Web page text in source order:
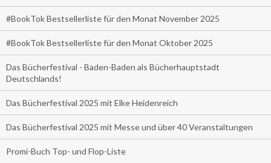
#BookTok Bestsellerliste für den Monat November 2025
#BookTok Bestsellerliste für den Monat Oktober 2025
Das Bücherfestival - Baden-Baden als Bücherhauptstadt
Deutschlands!
Das Bücherfestival 2025 mit Elke Heidenreich
Das Bücherfestival 2025 mit Messe und über 40 Veranstaltungen
Promi-Buch Top- und Flop-Liste